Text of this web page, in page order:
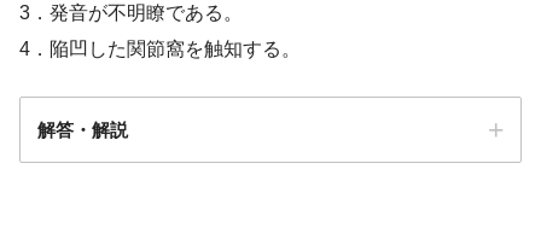
3．発音が不明瞭である。
4．陥凹した関節窩を触知する。
解答・解説